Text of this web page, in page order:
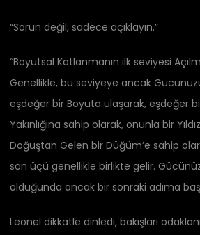
“Sorun değil, sadece açıklayın.”
“Boyutsal Katlanmanın ilk seviyesi
Genellikle, bu seviyeye ancak
eşdeğer bir Boyuta ulaşarak, eşdeğer
Yakınlığına sahip olarak, onunla bir
Doğuştan Gelen bir Düğüm’e sahip
son üçü genellikle birlikte gelir.
olduğunda ancak bir sonraki adıma
Leonel dikkatle dinledi, bakışları